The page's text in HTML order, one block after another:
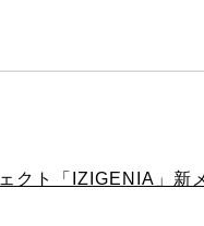
クト「IZIGENIA」新